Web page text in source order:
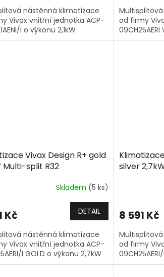
nástěnná klimatizace
Vivax vnitřní jednotka ACP-
I o výkonu 2,1kW
od firmy
Vivax Design R+ gold
Multi-split R32
Skladem (5 ks)
Kč DETAIL
nástěnná klimatizace
Vivax vnitřní jednotka ACP-
I GOLD o výkonu 2,7kW
silver
8 591 Kč
od firmy